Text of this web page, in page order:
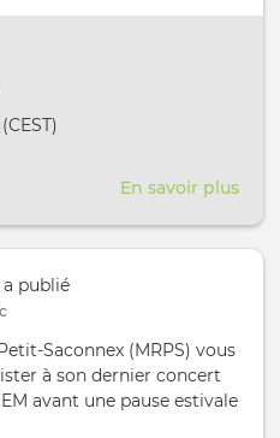
/ à
En savoir plus
a publié
Saconnex (MRPS) vous
à son dernier concert
avant une pause estivale